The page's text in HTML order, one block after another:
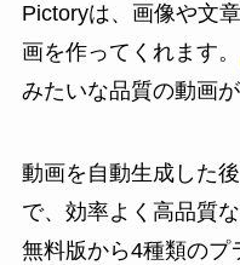
Pictoryは、画像や文
画を作ってくれます。
みたいな品質の動画
動画を自動生成した
で、効率よく高品質
無料版から4種類のプ